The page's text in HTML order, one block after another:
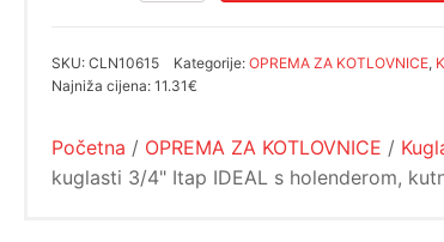
IDEAL
s
količina
SKU:CLN10615 Kategorije:OPREMA ZA KOTLOVNICE,
Najniža cijena:11.31€
Početna / OPREMA ZA KOTLOVNICE /
kuglasti 3/4" Itap IDEAL s holenderom,